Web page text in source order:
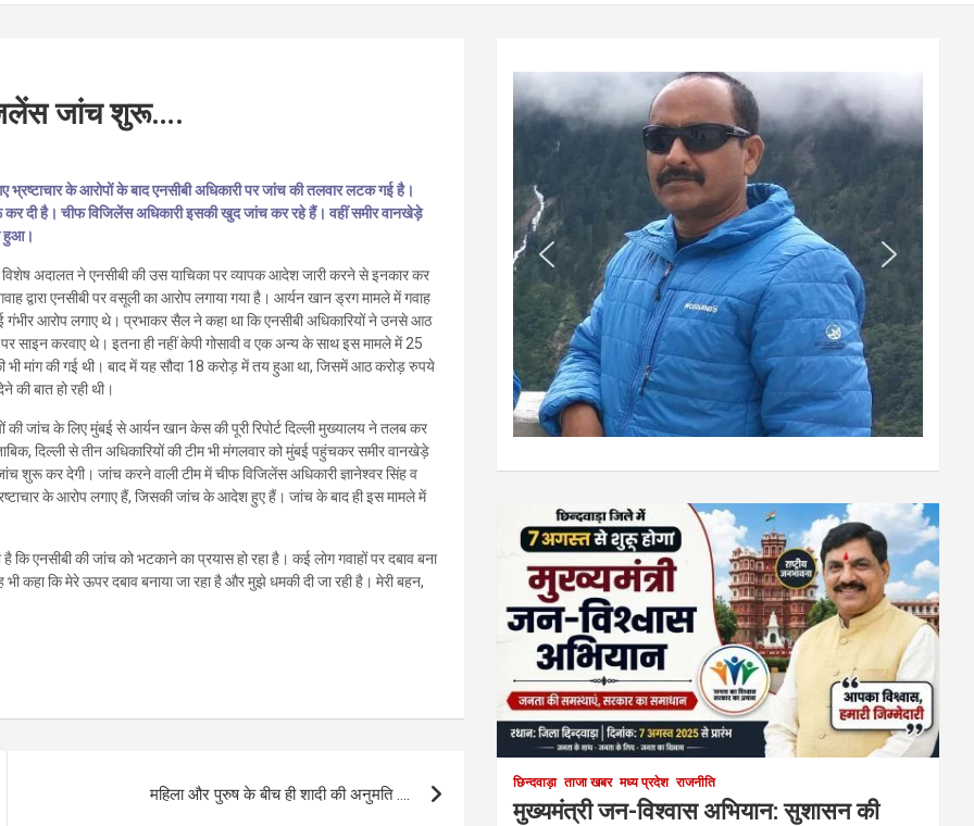
जांच शुरू….
के आरोपों के बाद एनसीबी अधिकारी पर जांच की तलवार लटक गई है।
दी है। चीफ विजिलेंस अधिकारी इसकी खुद जांच कर रहे हैं। वहीं समीर वानखेड़े
हुआ।
अदालत ने एनसीबी की उस याचिका पर व्यापक आदेश जारी करने से इनकार कर
द्वारा एनसीबी पर वसूली का आरोप लगाया गया है। आर्यन खान ड्रग मामले में गवाह
आरोप लगाए थे। प्रभाकर सैल ने कहा था कि एनसीबी अधिकारियों ने उनसे आठ
साइन करवाए थे। इतना ही नहीं केपी गोसावी व एक अन्य के साथ इस मामले में 25
भी मांग की गई थी। बाद में यह सौदा 18 करोड़ में तय हुआ था, जिसमें आठ करोड़ रुपये
की बात हो रही थी।
की जांच के लिए मुंबई से आर्यन खान केस की पूरी रिपोर्ट दिल्ली मुख्यालय ने तलब कर
दिल्ली से तीन अधिकारियों की टीम भी मंगलवार को मुंबई पहुंचकर समीर वानखेड़े
शुरू कर देगी। जांच करने वाली टीम में चीफ विजिलेंस अधिकारी ज्ञानेश्वर सिंह व
के आरोप लगाए हैं, जिसकी जांच के आदेश हुए हैं। जांच के बाद ही इस मामले में
एनसीबी की जांच को भटकाने का प्रयास हो रहा है। कई लोग गवाहों पर दबाव बना
कहा कि मेरे ऊपर दबाव बनाया जा रहा है और मुझे धमकी दी जा रही है। मेरी बहन,
महिला और पुरुष के बीच ही शादी की अनुमति ….
छिन्दवाड़ा ताजा खबर मध्य प्रदेश राजनीति
मुख्यमंत्री जन-विश्वास अभियान: सुशासन की